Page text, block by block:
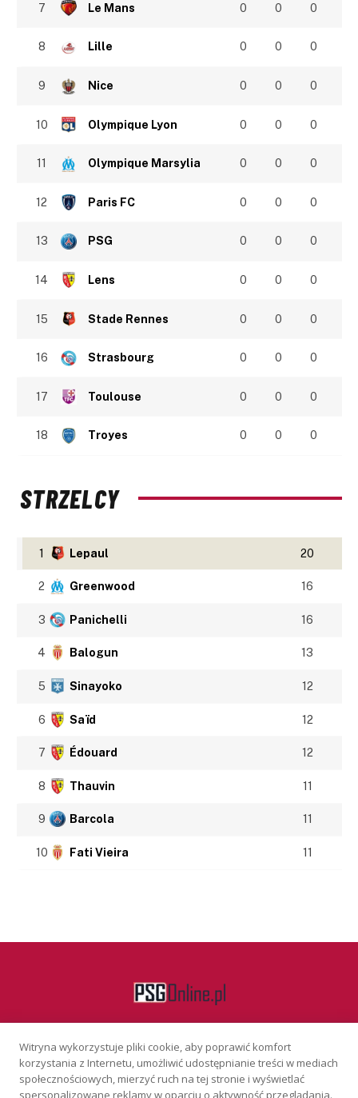
7 Le Mans 0 0 0
8 Lille 0 0 0
9 Nice 0 0 0
10 Olympique Lyon 0 0 0
11 Olympique Marsylia 0 0 0
12 Paris FC 0 0 0
13 PSG 0 0 0
14 Lens 0 0 0
15 Stade Rennes 0 0 0
16 Strasbourg 0 0 0
17 Toulouse 0 0 0
18 Troyes 0 0 0
STRZELCY
1 Lepaul 20
2 Greenwood 16
3 Panichelli 16
4 Balogun 13
5 Sinayoko 12
6 Saïd 12
7 Édouard 12
8 Thauvin 11
9 Barcola 11
10 Fati Vieira 11
Facebook
Witryna wykorzystuje pliki cookie, aby poprawić komfort
korzystania z Internetu, umożliwić udostępnianie treści w mediach
społecznościowych, mierzyć ruch na tej stronie i wyświetlać
spersonalizowane reklamy w oparciu o aktywność przeglądania.